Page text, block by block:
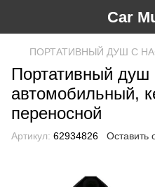
Car
ПОРТАТИВНЫЙ ДУШ С
Портативный душ
автомобильный,
переносной
Артикул: 62934826 Оставить